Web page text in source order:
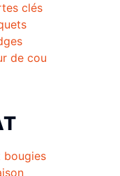
clés
de cou
bougies